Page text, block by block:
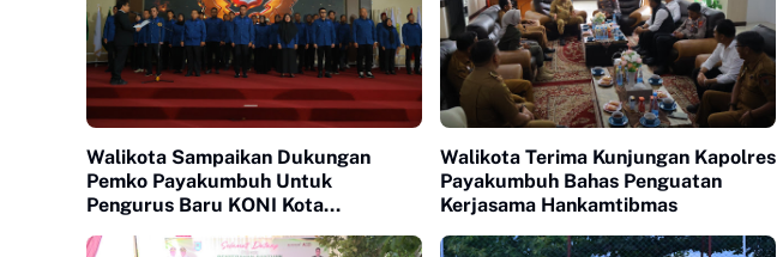
Walikota Sampaikan Dukungan
Pemko Payakumbuh Untuk
Pengurus Baru KONI Kota
Walikota Terima Kunjungan Kapolres
Payakumbuh Bahas Penguatan
Kerjasama Hankamtibmas